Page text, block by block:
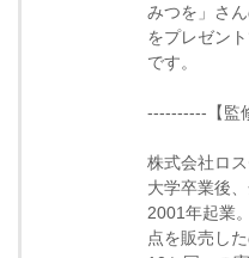
みつを」さ
をプレゼン
です。
----------【監
株式会社ロ
大学卒業後
2001年起業
点を販売し